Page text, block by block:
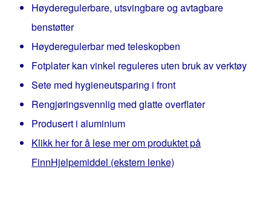
Høyderegulerbare, utsvingbare og avtagbare
benstøtter
Høyderegulerbar med teleskopben
Fotplater kan vinkel reguleres uten bruk av verktøy
Sete med hygieneutsparing i front
Rengjøringsvennlig med glatte overflater
Produsert i aluminium
Klikk her for å lese mer om produktet på
FinnHjelpemiddel (ekstern lenke)